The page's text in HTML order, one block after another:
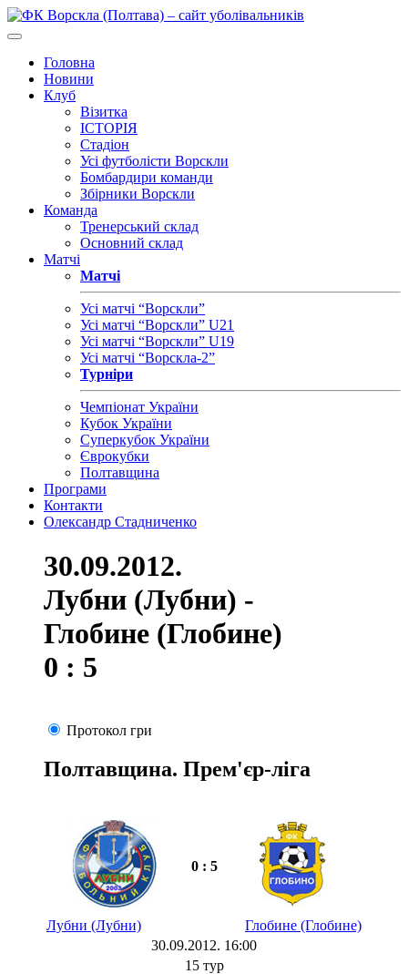
Головна
Новини
Клуб
Візитка
ІСТОРІЯ
Стадіон
Усі футболісти Ворскли
Бомбардири команди
Збірники Ворскли
Команда
Тренерський склад
Основний склад
Матчі
Матчі
Усі матчі “Ворскли”
Усі матчі “Ворскли” U21
Усі матчі “Ворскли” U19
Усі матчі “Ворскла-2”
Турніри
Чемпіонат України
Кубок України
Суперкубок України
Єврокубки
Полтавщина
Програми
Контакти
Олександр Стадниченко
30.09.2012.
Лубни (Лубни) -
Глобине (Глобине)
0 : 5
Протокол гри
Полтавщина. Прем'єр-ліга
0 : 5
Лубни (Лубни)
Глобине (Глобине)
30.09.2012. 16:00
15 тур